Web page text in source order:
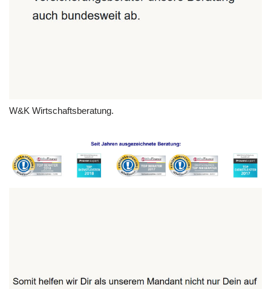
W&K Wirtschaftsberatung.